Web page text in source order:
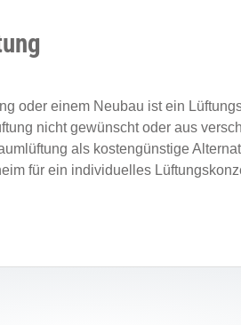
oder einem Neubau ist ein
nicht gewünscht oder aus
als kostengünstige
für ein individuelles